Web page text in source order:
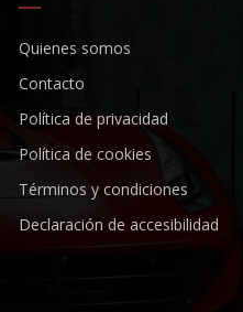
Quienes somos
Contacto
Política de privacidad
Política de cookies
Términos y condiciones
Declaración de accesibilidad